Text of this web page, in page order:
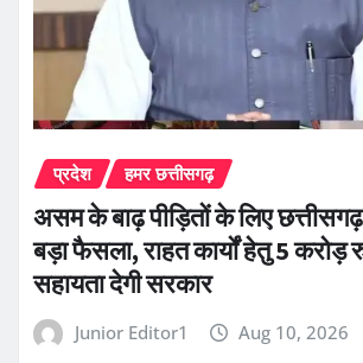
प्रदेश हमर छत्तीसगढ़
असम के बाढ़ पीड़ितों के लिए
बड़ा फैसला, राहत कार्यों हेतु 5 करोड़
सहायता देगी सरकार
Junior Editor1 Aug 10, 2026